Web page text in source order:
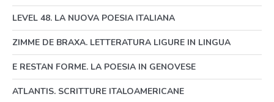
LEVEL 48. LA NUOVA POESIA ITALIANA
ZIMME DE BRAXA. LETTERATURA LIGURE IN LINGUA
E RESTAN FORME. LA POESIA IN GENOVESE
ATLANTIS. SCRITTURE ITALOAMERICANE